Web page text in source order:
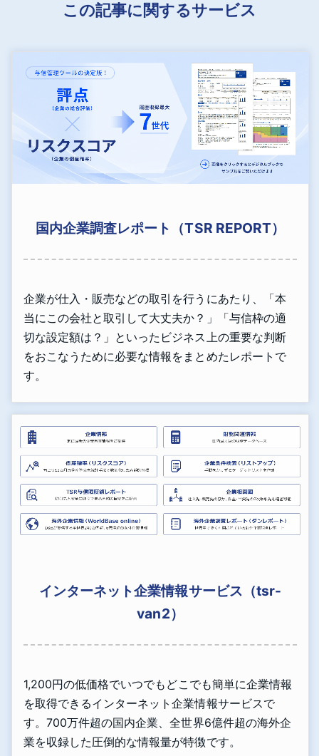
この記事に関するサービス
国内企業調査レポート（TSR REPORT）
企業が仕入・販売などの取引を行うにあたり、「本
当にこの会社と取引して大丈夫か？」「与信枠の適
切な設定額は？」といったビジネス上の重要な判断
をおこなうために必要な情報をまとめたレポートで
す。
インターネット企業情報サービス（tsr-
van2）
1,200円の低価格でいつでもどこでも簡単に企業情報
を取得できるインターネット企業情報サービスで
す。700万件超の国内企業、全世界6億件超の海外企
業を収録した圧倒的な情報量が特徴です。